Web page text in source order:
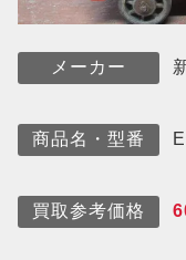
メーカー
商品名・型番
買取参考価格